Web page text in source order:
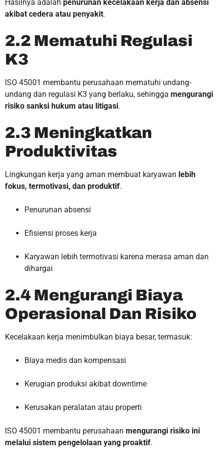
Hasilnya adalah penurunan kecelakaan kerja dan absensi
akibat cedera atau penyakit.
2.2 Mematuhi Regulasi
K3
ISO 45001 membantu perusahaan mematuhi undang-
undang dan regulasi K3 yang berlaku, sehingga mengurangi
risiko sanksi hukum atau litigasi.
2.3 Meningkatkan
Produktivitas
Lingkungan kerja yang aman membuat karyawan lebih
fokus, termotivasi, dan produktif.
Penurunan absensi
Efisiensi proses kerja
Karyawan lebih termotivasi karena merasa aman dan
dihargai
2.4 Mengurangi Biaya
Operasional Dan Risiko
Kecelakaan kerja menimbulkan biaya besar, termasuk:
Biaya medis dan kompensasi
Kerugian produksi akibat downtime
Kerusakan peralatan atau properti
ISO 45001 membantu perusahaan mengurangi risiko ini
melalui sistem pengelolaan yang proaktif.